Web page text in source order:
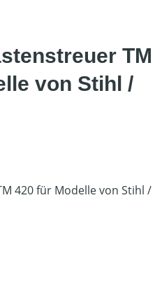
TM
von Stihl /